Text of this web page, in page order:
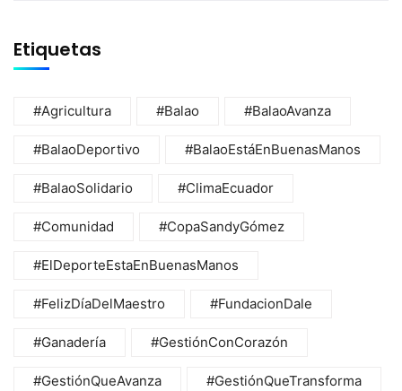
Etiquetas
#Agricultura #Balao #BalaoAvanza
#BalaoDeportivo #BalaoEstáEnBuenasManos
#BalaoSolidario #ClimaEcuador
#Comunidad #CopaSandyGómez
#ElDeporteEstaEnBuenasManos
#FelizDíaDelMaestro #FundacionDale
#Ganadería #GestiónConCorazón
#GestiónQueAvanza #GestiónQueTransforma